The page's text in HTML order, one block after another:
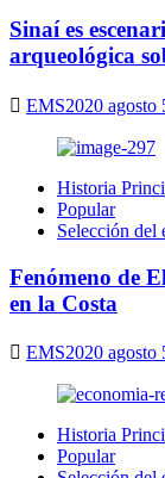
Sinaí es
arqueológica
EMS2020 agosto
Historia
Popular
Selección del
Fenómeno de
en la Costa
EMS2020 agosto
Historia
Popular